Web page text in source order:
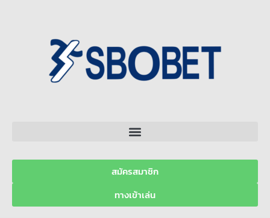
สมัครสมาชิก
ทางเข้าเล่น